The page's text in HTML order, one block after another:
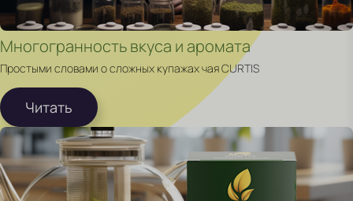
Многогранность вкуса и аромата
Простыми словами о сложных купажах чая CURTIS
Читать